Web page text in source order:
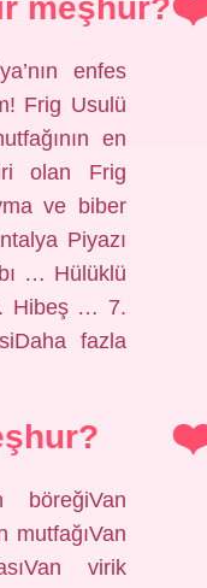
meşhur?
enfes
Frig Usulü
en
olan Frig
ve biber
Piyazı
… Hülüklü
Hibeş … 7.
fazla
böreğiVan
mutfağıVan
virik